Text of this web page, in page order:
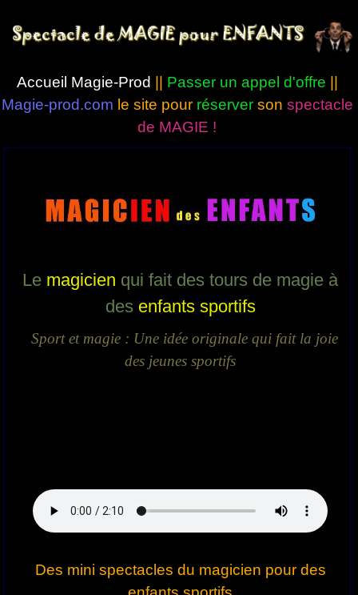
Accueil Magie-Prod Passer un appel d'offre
Magie-prod.com le site pour réserverson spectacle
de MAGIE !
Le magicien qui fait des tours de magie à
des enfants sportifs
Sport et magie : Une idée originale qui fait la joie
des jeunes sportifs
Des mini spectacles du magicien pour des